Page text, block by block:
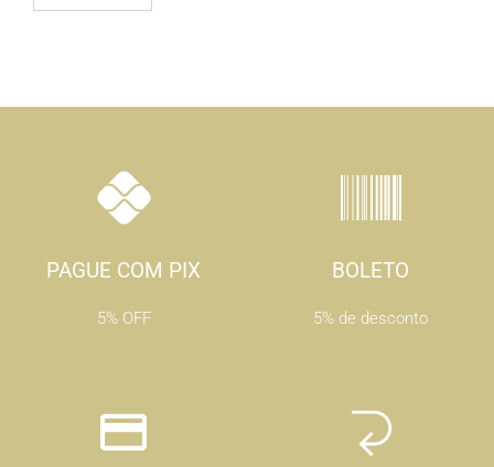
PAGUE COM PIX
5% OFF
BOLETO
5% de desconto